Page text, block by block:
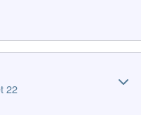
22